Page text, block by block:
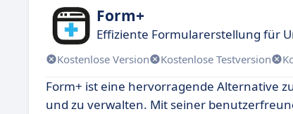
Form+
Effiziente Formularerstellung für
Kostenlose Version Kostenlose Testversion
Form+ ist eine hervorragende Alternative
und zu verwalten. Mit seiner